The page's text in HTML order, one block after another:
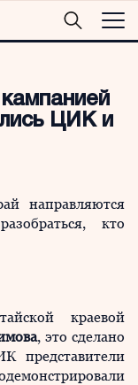
ЦИК и
направляются
кто
краевой
, это сделано
представители